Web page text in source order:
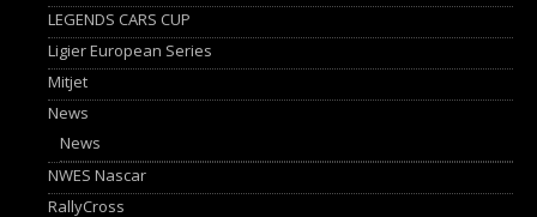
LEGENDS CARS CUP
Ligier European Series
Mitjet
News
News
NWES Nascar
RallyCross